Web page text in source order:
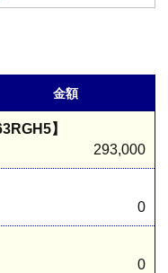
金額
】
293,000
0
0